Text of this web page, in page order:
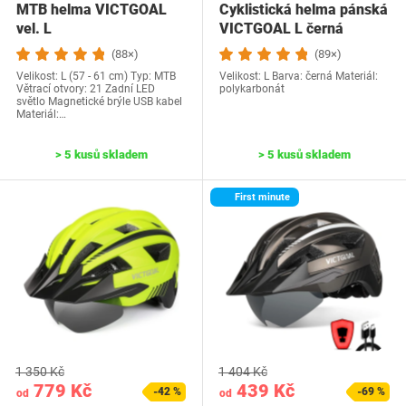
MTB helma VICTGOAL
vel. L
(88×)
Velikost: L (57 - 61 cm) Typ: MTB
Větrací otvory: 21 Zadní LED
světlo Magnetické brýle USB kabel
Materiál:…
> 5 kusů skladem
Cyklistická helma pánská
VICTGOAL L černá
(89×)
Velikost: L Barva: černá Materiál:
polykarbonát
> 5 kusů skladem
od 779 Kč
1 350 Kč
-42 %
First minute
od 439 Kč
1 404 Kč
-69 %